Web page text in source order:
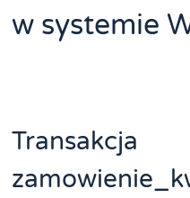
w systemie
Transakcja